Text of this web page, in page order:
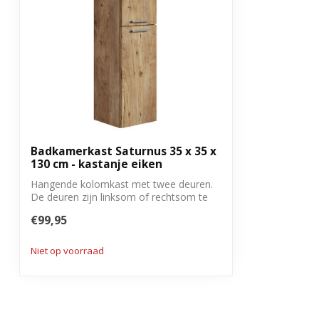
Badkamerkast Saturnus 35 x 35 x
130 cm - kastanje eiken
Hangende kolomkast met twee deuren.
De deuren zijn linksom of rechtsom te
€99,95
Niet op voorraad